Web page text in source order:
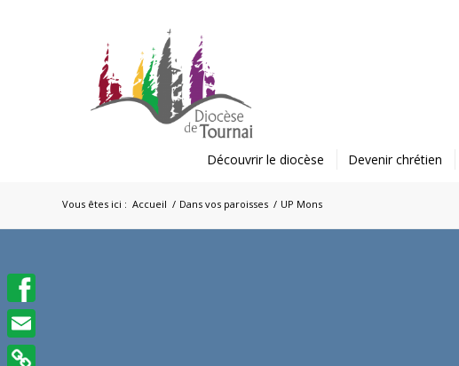
Vous êtes ici : Accueil / Dans vos paroisses / UP Mons
Découvrir le diocèse Devenir chrétien
Facebook
Email